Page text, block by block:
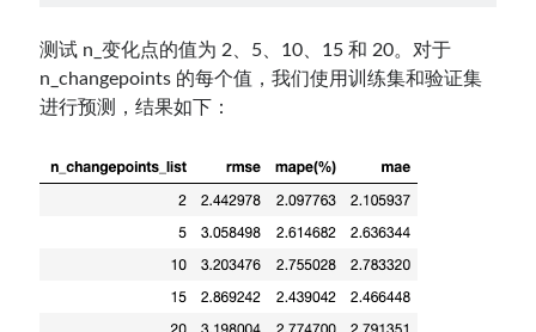
测试 n_变化点的值为 2、5、10、15 和 20。对于
n_changepoints 的每个值，我们使用训练集和验证集
进行预测，结果如下：